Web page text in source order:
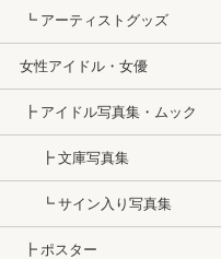
┗ アーティストグッズ
女性アイドル・女優
┣ アイドル写真集・ムック
┣ 文庫写真集
┗ サイン入り写真集
┣ ポスター